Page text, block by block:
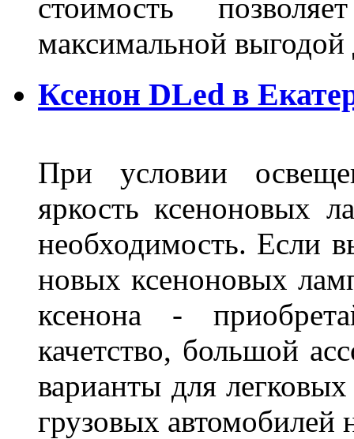
стоимость
максимальной
Ксенон DLed в
При условии
яркость ксеноновых
необходимость. Если
новых ксеноновых
ксенона -
качетство, большой
варианты для
грузовых автомобилей